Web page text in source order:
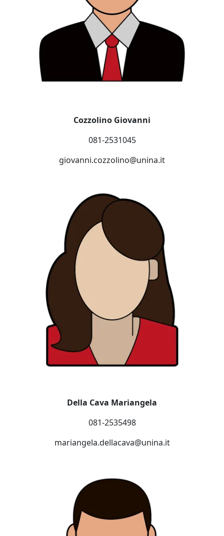
Cozzolino Giovanni
081-2531045
giovanni.cozzolino@unina.it
Della Cava Mariangela
081-2535498
mariangela.dellacava@unina.it